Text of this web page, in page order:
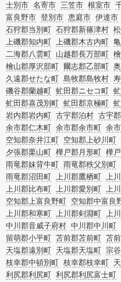
士別市 名寄市 三笠市 根室市
富良野市 登別市 恵庭市 伊達市
石狩郡当別町 石狩郡新篠津村
上磯郡知内町 上磯郡木古内町
二海郡八雲町 山越郡長万部町
檜山郡厚沢部町 爾志郡乙部町
久遠郡せたな町 島牧郡島牧村
磯谷郡蘭越町 虻田郡ニセコ町
虻田郡喜茂別町 虻田郡京極町
岩内郡岩内町 古宇郡泊村 古宇
余市郡仁木町 余市郡余市町 余
空知郡奈井江町 空知郡上砂川町
夕張郡栗山町 樺戸郡月形町 樺
雨竜郡妹背牛町 雨竜郡秩父別町
雨竜郡沼田町 上川郡鷹栖町 上
上川郡比布町 上川郡愛別町 上
空知郡上富良野町 空知郡中富良
上川郡和寒町 上川郡剣淵町 上
中川郡音威子府村 中川郡中川町
留萌郡小平町 苫前郡苫前町 苫
天塩郡遠別町 天塩郡天塩町 宗
枝幸郡中頓別町 枝幸郡枝幸町
利尻郡利尻町 利尻郡利尻富士町